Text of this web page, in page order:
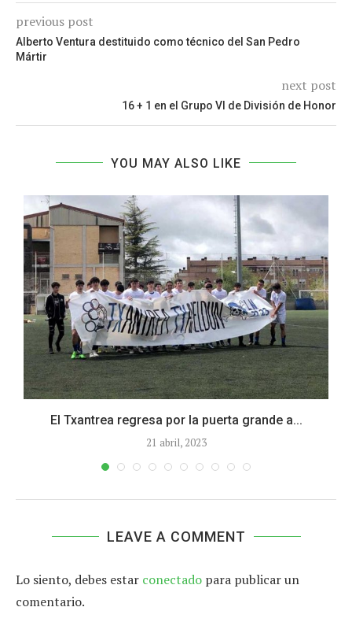
previous post
Alberto Ventura destituido como técnico del San Pedro
Mártir
next post
16 + 1 en el Grupo VI de División de Honor
YOU MAY ALSO LIKE
El Txantrea regresa por la puerta grande a...
21 abril, 2023
LEAVE A COMMENT
Lo siento, debes estar conectado para publicar un
comentario.